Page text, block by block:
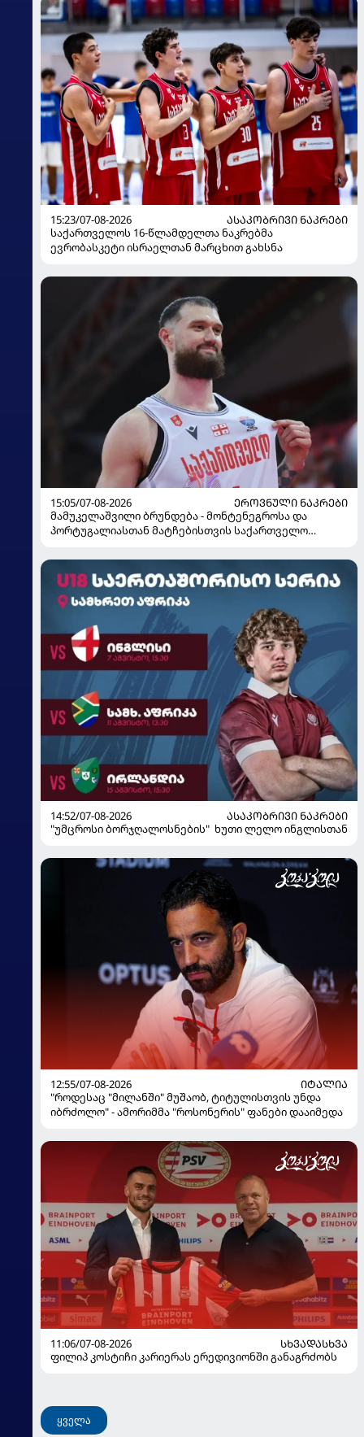
15:23/07-08-2026
ᲐᲡᲐᲙᲝᲑᲠᲘᲕᲘ ᲜᲐᲙᲠᲔᲑᲘ
საქართველოს 16-წლამდელთა ნაკრებმა
ევრობასკეტი ისრაელთან მარცხით გახსნა
15:05/07-08-2026
ᲔᲠᲝᲕᲜᲣᲚᲘ ᲜᲐᲙᲠᲔᲑᲘ
მამუკელაშვილი ბრუნდება - მონტენეგროსა და
პორტუგალიასთან მატჩებისთვის საქართველო
14:52/07-08-2026
ᲐᲡᲐᲙᲝᲑᲠᲘᲕᲘ ᲜᲐᲙᲠᲔᲑᲘ
"უმცროსი ბორჯღალოსნების" ხუთი ლელო ინგლისთან
12:55/07-08-2026
ᲘᲢᲐᲚᲘᲐ
"როდესაც "მილანში" მუშაობ, ტიტულისთვის უნდა
იბრძოლო" - ამორიმმა "როსონერის" ფანები დააიმედა
11:06/07-08-2026
ᲡᲮᲕᲐᲓᲐᲡᲮᲕᲐ
ფილიპ კოსტიჩი კარიერას ერედივიონში განაგრძობს
ყველა